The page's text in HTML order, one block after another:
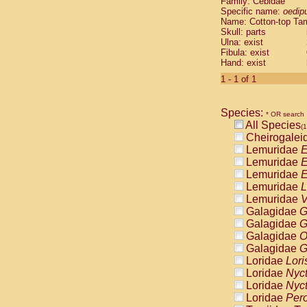
Cebidae
Cebidae
Cebidae
Cebidae
Cebidae
Cebidae
Cebidae
Cebidae
Cebidae
Cebidae
Cebidae
Cebidae
Atelidae
Atelidae
Atelidae
Atelidae
Atelidae
Atelidae
Atelidae
Atelidae
Atelidae
Atelidae
Pitheciidae
Specific name:
Name: Cotton-top
Skull: parts
Ulna: exist
Fibula: exist
Hand: exist
1 - 1 of 1
Species: * OR search
All Species
Lemuridae
Lemuridae
Lemuridae
Lemuridae
Lemuridae
Galagidae
Galagidae
Galagidae
Galagidae
Loridae
Loridae
Loridae
Loridae